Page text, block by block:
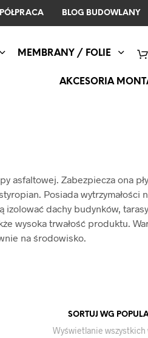
BLOG BUDOWLANY
MEMBRANY / FOLIE
AKCESORIA
asfaltowej. Zabezpiecza ona
Posiada wytrzymałości
dachy budynków,
wysoka trwałość produktu.
na środowisko.
SORTUJ WG
Wyświetlanie wszystkich